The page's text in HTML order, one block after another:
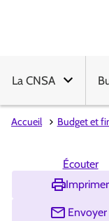
La CNSA
Accueil Budget et
Écouter
Imprimer
Envoyer